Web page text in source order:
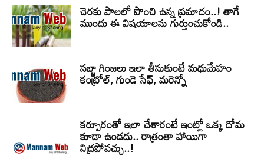
చెరకు పాలలో పొంచి ఉన్న ప్రమాదం..! తాగే
ముందు ఈ విషయాలను గుర్తుంచుకోండి..
సబ్జా గింజలు ఇలా తీసుకుంటే మధుమేహం
కంట్రోల్, గుండె సేఫ్, మరెన్నో
కర్పూరంతో ఇలా చేశారంటే ఇంట్లో ఒక్క దోమ
కూడా ఉండదు.. రాత్రంతా హాయిగా
నిద్రపోవచ్చు..!